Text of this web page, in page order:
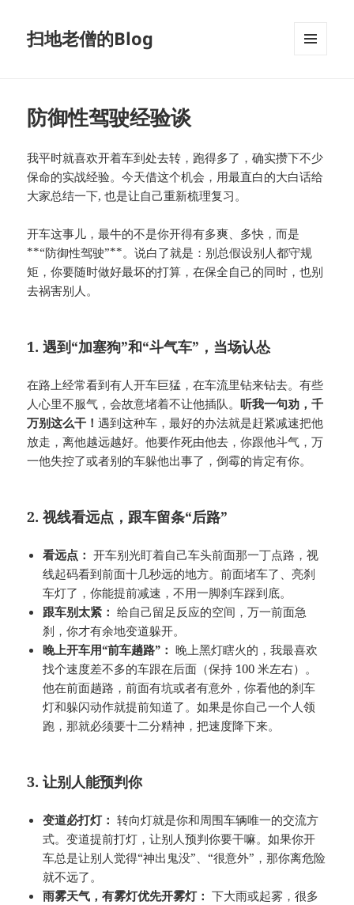
扫地老僧的Blog
防御性驾驶经验谈
我平时就喜欢开着车到处去转，跑得多了，确实攒下不少
保命的实战经验。今天借这个机会，用最直白的大白话给
大家总结一下, 也是让自己重新梳理复习。
开车这事儿，最牛的不是你开得有多爽、多快，而是
**“防御性驾驶”**。说白了就是：别总假设别人都守规
矩，你要随时做好最坏的打算，在保全自己的同时，也别
去祸害别人。
1. 遇到“加塞狗”和“斗气车”，当场认怂
在路上经常看到有人开车巨猛，在车流里钻来钻去。有些
人心里不服气，会故意堵着不让他插队。听我一句劝，千
万别这么干！遇到这种车，最好的办法就是赶紧减速把他
放走，离他越远越好。他要作死由他去，你跟他斗气，万
一他失控了或者别的车躲他出事了，倒霉的肯定有你。
2. 视线看远点，跟车留条“后路”
看远点： 开车别光盯着自己车头前面那一丁点路，视
线起码看到前面十几秒远的地方。前面堵车了、亮刹
车灯了，你能提前减速，不用一脚刹车踩到底。
跟车别太紧： 给自己留足反应的空间，万一前面急
刹，你才有余地变道躲开。
晚上开车用“前车趟路”： 晚上黑灯瞎火的，我最喜欢
找个速度差不多的车跟在后面（保持 100 米左右）。
他在前面趟路，前面有坑或者有意外，你看他的刹车
灯和躲闪动作就提前知道了。如果是你自己一个人领
跑，那就必须要十二分精神，把速度降下来。
3. 让别人能预判你
变道必打灯： 转向灯就是你和周围车辆唯一的交流方
式。变道提前打灯，让别人预判你要干嘛。如果你开
车总是让别人觉得“神出鬼没”、“很意外”，那你离危险
就不远了。
雨雾天气，有雾灯优先开雾灯： 下大雨或起雾，很多